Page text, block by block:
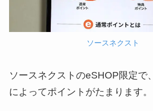
ソースネクスト
ソースネクストのeSHOP限定で
によってポイントがたまります。